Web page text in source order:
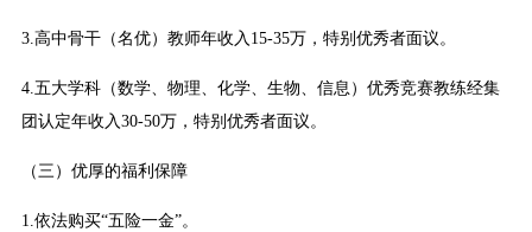
3.高中骨干（名优）教师年收入15-35万，特别优秀者面议。
4.五大学科（数学、物理、化学、生物、信息）优秀竞赛教练经集
团认定年收入30-50万，特别优秀者面议。
（三）优厚的福利保障
1.依法购买“五险一金”。